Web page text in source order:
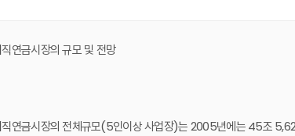
연금시장의 규모 및 전망
연금시장의 전체규모(5인이상 사업장)는 2005년에는 45조